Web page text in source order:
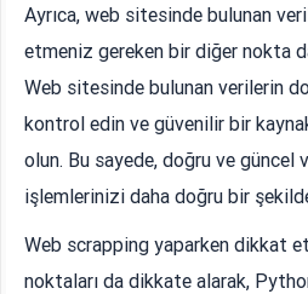
Ayrıca, web sitesinde bulunan
etmeniz gereken bir diğer nokta
Web sitesinde bulunan verilerin
kontrol edin ve güvenilir bir
olun. Bu sayede, doğru ve güncel
işlemlerinizi daha doğru bir
Web scrapping yaparken dikkat
noktaları da dikkate alarak,